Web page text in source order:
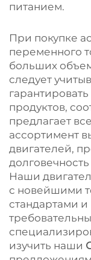
питанием.
При покупке
переменного
больших
следует
продуктов,
предлагает
ассортимент
двигателей,
Наши
с новейшими
стандартами
изучить наши